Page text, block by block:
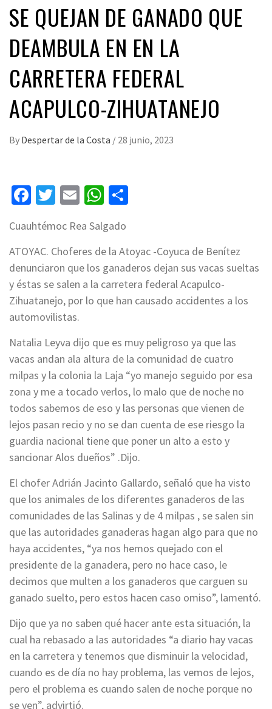
SE QUEJAN DE GANADO QUE
DEAMBULA EN EN LA
CARRETERA FEDERAL
ACAPULCO-ZIHUATANEJO
By Despertar de la Costa / 28 junio, 2023
Facebook
Twitter
EmailWhatsApp
Cuauhtémoc Rea Salgado
ATOYAC. Choferes de la Atoyac -Coyuca de Benítez
denunciaron que los ganaderos dejan sus vacas sueltas
y éstas se salen a la carretera federal Acapulco-
Zihuatanejo, por lo que han causado accidentes a los
automovilistas.
Natalia Leyva dijo que es muy peligroso ya que las
vacas andan ala altura de la comunidad de cuatro
milpas y la colonia la Laja “yo manejo seguido por esa
zona y me a tocado verlos, lo malo que de noche no
todos sabemos de eso y las personas que vienen de
lejos pasan recio y no se dan cuenta de ese riesgo la
guardia nacional tiene que poner un alto a esto y
sancionar Alos dueños” .Dijo.
El chofer Adrián Jacinto Gallardo, señaló que ha visto
que los animales de los diferentes ganaderos de las
comunidades de las Salinas y de 4 milpas , se salen sin
que las autoridades ganaderas hagan algo para que no
haya accidentes, “ya nos hemos quejado con el
presidente de la ganadera, pero no hace caso, le
decimos que multen a los ganaderos que carguen su
ganado suelto, pero estos hacen caso omiso”, lamentó.
Dijo que ya no saben qué hacer ante esta situación, la
cual ha rebasado a las autoridades “a diario hay vacas
en la carretera y tenemos que disminuir la velocidad,
cuando es de día no hay problema, las vemos de lejos,
pero el problema es cuando salen de noche porque no
se ven”, advirtió.